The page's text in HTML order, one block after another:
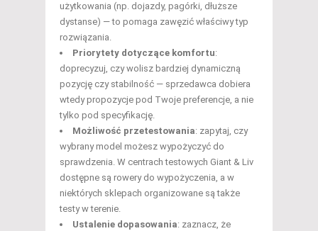
użytkowania (np. dojazdy, pagórki, dłuższe
dystanse) — to pomaga zawęzić właściwy typ
rozwiązania.
Priorytety dotyczące komfortu:
doprecyzuj, czy wolisz bardziej dynamiczną
pozycję czy stabilność — sprzedawca dobiera
wtedy propozycje pod Twoje preferencje, a nie
tylko pod specyfikację.
Możliwość przetestowania: zapytaj, czy
wybrany model możesz wypożyczyć do
sprawdzenia. W centrach testowych Giant & Liv
dostępne są rowery do wypożyczenia, a w
niektórych sklepach organizowane są także
testy w terenie.
Ustalenie dopasowania: zaznacz, że